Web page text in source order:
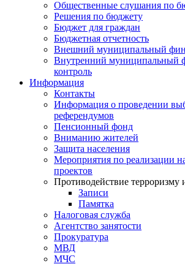
Общественные слушания по
Решения по бюджету
Бюджет для граждан
Бюджетная отчетность
Внешний муниципальный
Внутренний муниципальный
контроль
Информация
Контакты
Информация о проведении
референдумов
Пенсионный фонд
Вниманию жителей
Защита населения
Мероприятия по реализации
проектов
Противодействие терроризму
Записи
Памятка
Налоговая служба
Агентство занятости
Прокуратура
МВД
МЧС